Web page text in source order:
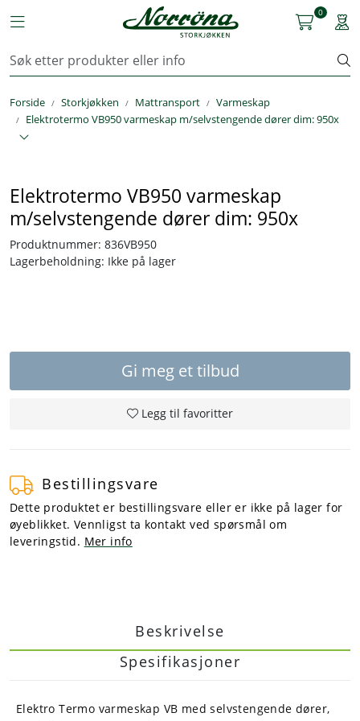
Toggle navigation
0
Forside Storkjøkken Mattransport
Varmeskap
Elektrotermo VB950 varmeskap m/selvstengende dører dim: 950x
Elektrotermo VB950 varmeskap
m/selvstengende dører dim: 950x
Produktnummer: 836VB950
Lagerbeholdning: Ikke på lager
Gi meg et tilbud
Legg til favoritter
Beskrivelse
Spesifikasjoner
Elektro Termo varmeskap VB med selvstengende dører,
Bestillingsvare
Dette produktet er bestillingsvare eller er ikke på lager for
øyeblikket. Vennligst ta kontakt ved spørsmål om
leveringstid. Mer info
Kjøkkenutstyr
Storkjøkken
Arbeidstøy
Kontakt